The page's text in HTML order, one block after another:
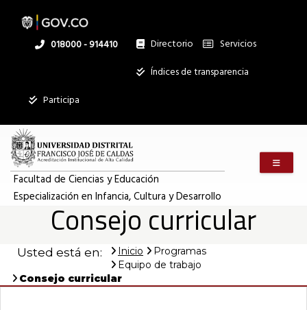
contenido
Linea
018000 - 914410 Directorio
Institucional
Servicios
Índices de transparencia
Participa
Facultad de Ciencias y Educación
Especialización en Infancia, Cultura y Desarrollo
Consejo curricular
Usted está en: Inicio
Programas
Equipo de trabajo
Consejo curricular